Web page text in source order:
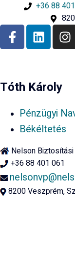
+36 88
Tóth Károly
Pénzügyi
Békéltetés
Nelson
+36 88 401 061
8200 Veszprém,